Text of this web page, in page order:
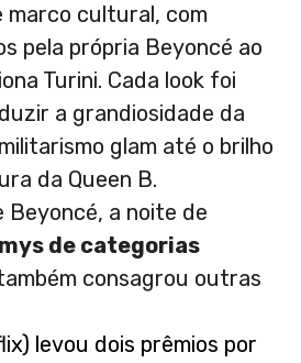
marco cultural, com
pela própria Beyoncé ao
Turini. Cada look foi
a grandiosidade da
glam até o brilho
da Queen B.
Beyoncé, a noite de
de categorias
consagrou outras
levou dois prêmios por